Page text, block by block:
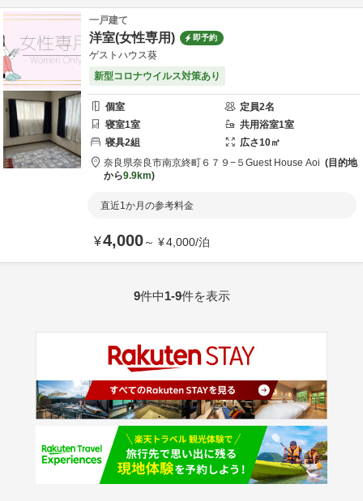
一戸建て
洋室(女性専用) 即予約
ゲストハウス葵
新型コロナウイルス対策あり
個室 定員2名
寝室1室 共用浴室1室
寝具2組 広さ10㎡
奈良県奈良市南京終町６７９−５ Guest House Aoi
目的地
から9.9km
直近1か月の参考料金
¥4,000～ ¥4,000/泊
9件中1-9件を表示